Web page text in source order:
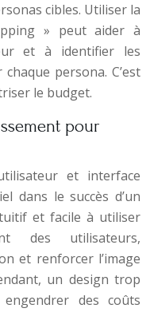
cibles. Utiliser la
» peut aider à
et à identifier les
persona. C’est
le budget.
pour
et interface
dans le succès d’un
et facile à utiliser
des utilisateurs,
et renforcer l’image
un design trop
des coûts